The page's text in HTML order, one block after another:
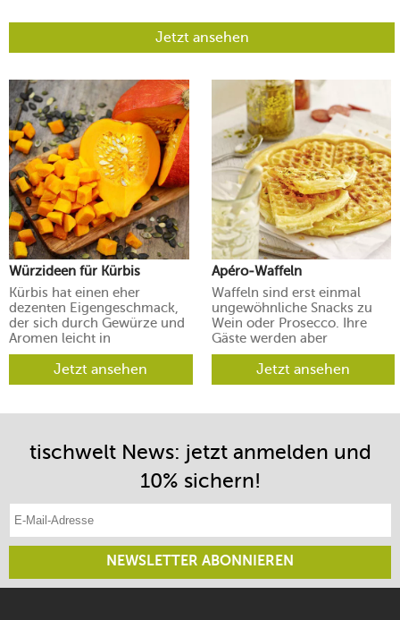
Jetzt ansehen
Würzideen für Kürbis
Kürbis hat einen eher
dezenten Eigengeschmack,
der sich durch Gewürze und
Aromen leicht in
verschiedene Richtungen
lenken lässt.Jetzt ansehen
Apéro-Waffeln
Waffeln sind erst einmal
ungewöhnliche Snacks zu
Wein oder Prosecco. Ihre
Gäste werden aber
begeistert sein.
Jetzt ansehen
tischwelt News: jetzt anmelden und
10% sichern!
E-Mail-Adresse eintragen
NEWSLETTER ABONNIEREN